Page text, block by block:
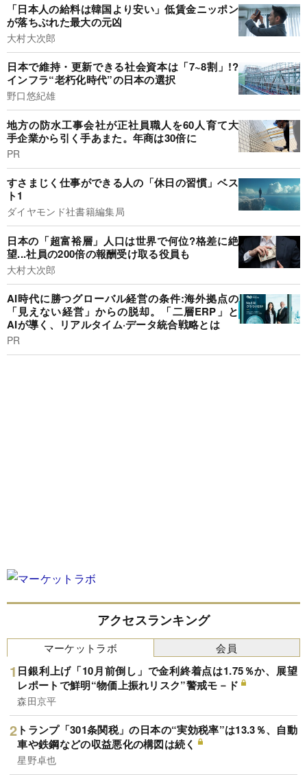
「日本人の給料は韓国より安い」低賃金ニッポン
が落ちぶれた最大の元凶
大村大次郎
日本で維持・更新できる社会資本は「7~8割」!?
インフラ“老朽化時代”の日本の選択
野口悠紀雄
地方の防水工事会社が正社員職人を60人育て大
手企業から引く手あまた。年商は30倍に
PR
すさまじく仕事ができる人の「休日の習慣」ベス
ト1
ダイヤモンド社書籍編集局
日本の「超富裕層」人口は世界で何位?格差に絶
望...社員の200倍の報酬受け取る役員も
大村大次郎
AI時代に勝つグローバル経営の条件:海外拠点の
「見えない経営」からの脱却。「二層ERP」と
AIが導く、リアルタイム·データ統合戦略とは
PR
アクセスランキング
マーケットラボ
日銀利上げ「10月前倒し」で金利終着点は1.75％か、展望
レポートで鮮明“物価上振れリスク”警戒モ－ド
森田京平
トランプ「301条関税」の日本の“実効税率”は13.3％、自動
車や鉄鋼などの収益悪化の構図は続く
星野卓也
会員